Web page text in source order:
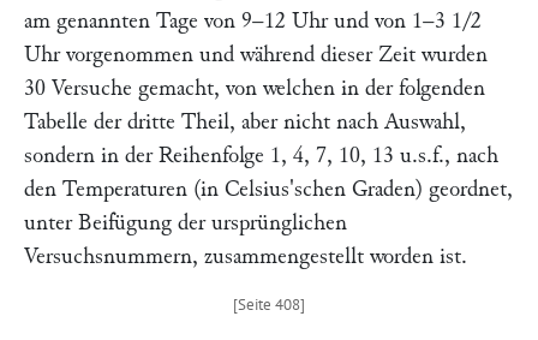
am genannten Tage von 9–12 Uhr und von 1–3 1/2
Uhr vorgenommen und während dieser Zeit wurden
30 Versuche gemacht, von welchen in der folgenden
Tabelle der dritte Theil, aber nicht nach Auswahl,
sondern in der Reihenfolge 1, 4, 7, 10, 13 u.s.f., nach
den Temperaturen (in Celsius'schen Graden) geordnet,
unter Beifügung der ursprünglichen
Versuchsnummern, zusammengestellt worden ist.